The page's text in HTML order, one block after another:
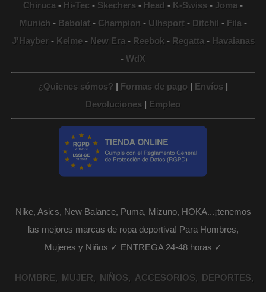
Chiruca - Hi-Tec - Skechers - Head - K-Swiss - Joma -
Munich - Babolat- Champion - Ulhsport- Ditchil - Fila -
J'Hayber- Kelme- New Era - Reebok- Regatta - Havaianas
- WdX
¿Quienes sómos? | Formas de pago | Envíos |
Devoluciones | Empleo
Nike, Asics, New Balance, Puma, Mizuno, HOKA...¡tenemos
las mejores marcas de ropa deportiva! Para Hombres,
Mujeres y Niños ✓ ENTREGA 24-48 horas ✓
HOMBRE MUJER NIÑOS ACCESORIOS
DEPORTES